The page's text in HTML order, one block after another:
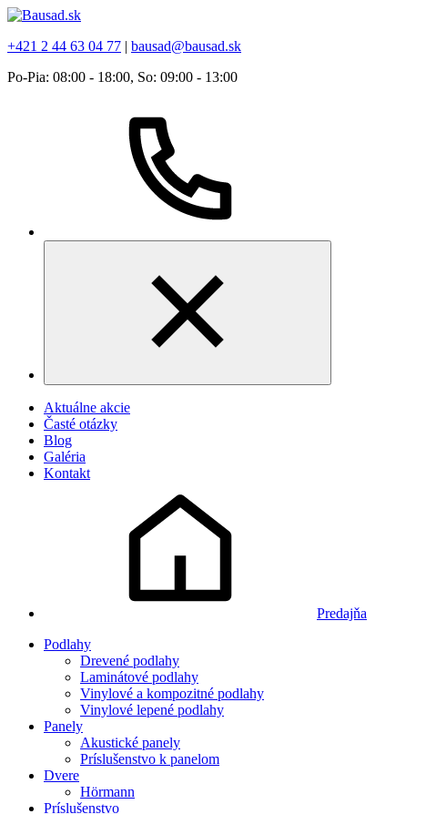
+421 2 44 63 04 77 | bausad@bausad.sk
Po-Pia: 08:00 - 18:00, So: 09:00 - 13:00
Aktuálne akcie
Časté otázky
Blog
Galéria
Kontakt
Predajňa
Podlahy
Drevené podlahy
Laminátové podlahy
Vinylové a kompozitné podlahy
Vinylové lepené podlahy
Panely
Akustické panely
Príslušenstvo k panelom
Dvere
Hörmann
Príslušenstvo